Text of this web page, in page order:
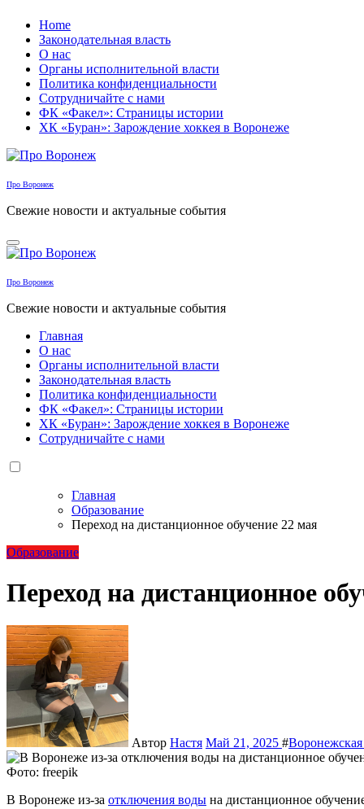
Перейти
содержанию
Home
Законодательная власть
О нас
Органы исполнительной власти
Политика конфиденциальности
Сотрудничайте с нами
ФК «Факел»: Страницы истории
ХК «Буран»: Зарождение хоккея в Воронеже
Про Воронеж
Свежие новости и актуальные события
Про Воронеж
Свежие новости и актуальные события
Главная
О нас
Органы исполнительной власти
Законодательная власть
Политика конфиденциальности
ФК «Факел»: Страницы истории
ХК «Буран»: Зарождение хоккея в Воронеже
Сотрудничайте с нами
Главная
Образование
Переход на дистанционное обучение 22 мая
Образование
Переход на дистанционное
Автор Настя Май 21, 2025 #Воронежская
Фото: freepik
В Воронеже из-за отключения воды на дистанционное